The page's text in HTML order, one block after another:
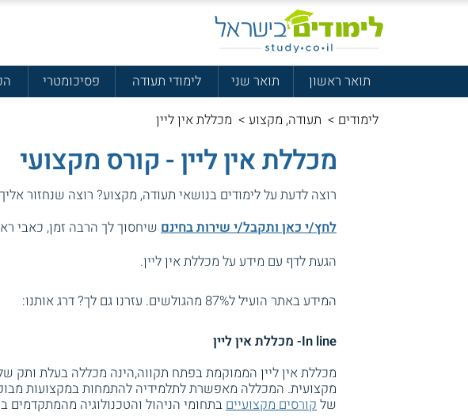
תואר ראשון תואר שני לימודי תעודה פסיכומטרי
לימודים > תעודה, מקצוע > מכללת אין ליין
מכללת אין ליין - קורס מקצועי
רוצה לדעת על לימודים בנושאי תעודה, מקצוע? רוצה שנחזור
לחץ/י כאן ותקבל/י שירות בחינם שיחסוך לך הרבה זמן, כאבי
הגעת לדף עם מידע על מכללת אין ליין.
המידע באתר הועיל ל87% מהגולשים.
עזרנו גם לך? דרג אותנו:
In line- מכללת אין ליין
מקצועית. המכללה מאפשרת לתלמידיה להתמחות במקצועות
שלקורסים מקצועייםבתחומי הניהול והטכנולוגיה מהמתקדמים